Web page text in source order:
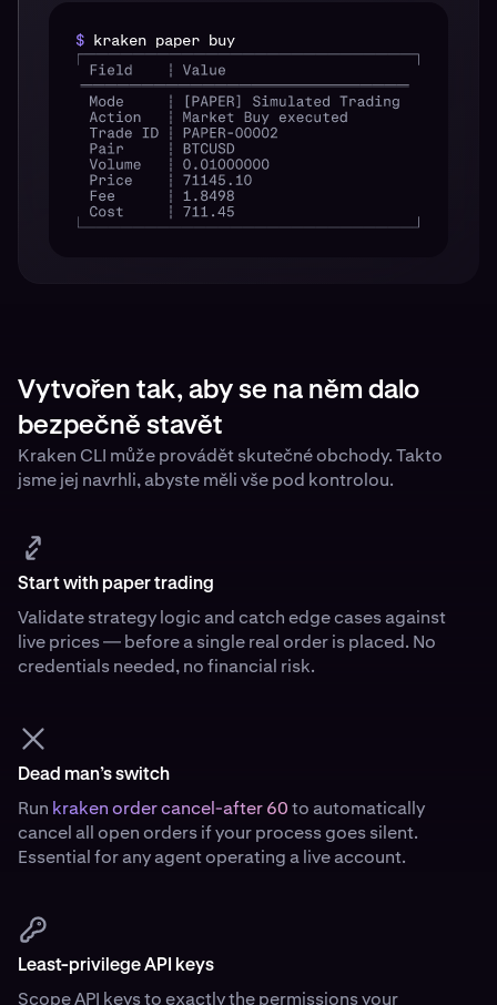
$ kraken paper buy
Vytvořen tak, aby se na něm dalo
bezpečně stavět
Kraken CLI může provádět skutečné obchody. Takto
jsme jej navrhli, abyste měli vše pod kontrolou.
Start with paper trading
Validate strategy logic and catch edge cases against
live prices — before a single real order is placed. No
credentials needed, no financial risk.
Dead man’s switch
Run kraken order cancel-after 60to automatically
cancel all open orders if your process goes silent.
Essential for any agent operating a live account.
Least-privilege API keys
Scope API keys to exactly the permissions your